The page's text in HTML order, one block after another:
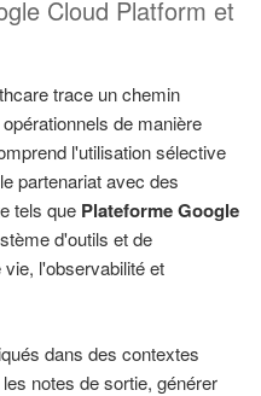
Cloud Platform et
trace un chemin
de manière
l'utilisation sélective
partenariat avec des
tels que Plateforme Google
d'outils et de
l'observabilité et
dans des contextes
notes de sortie, générer